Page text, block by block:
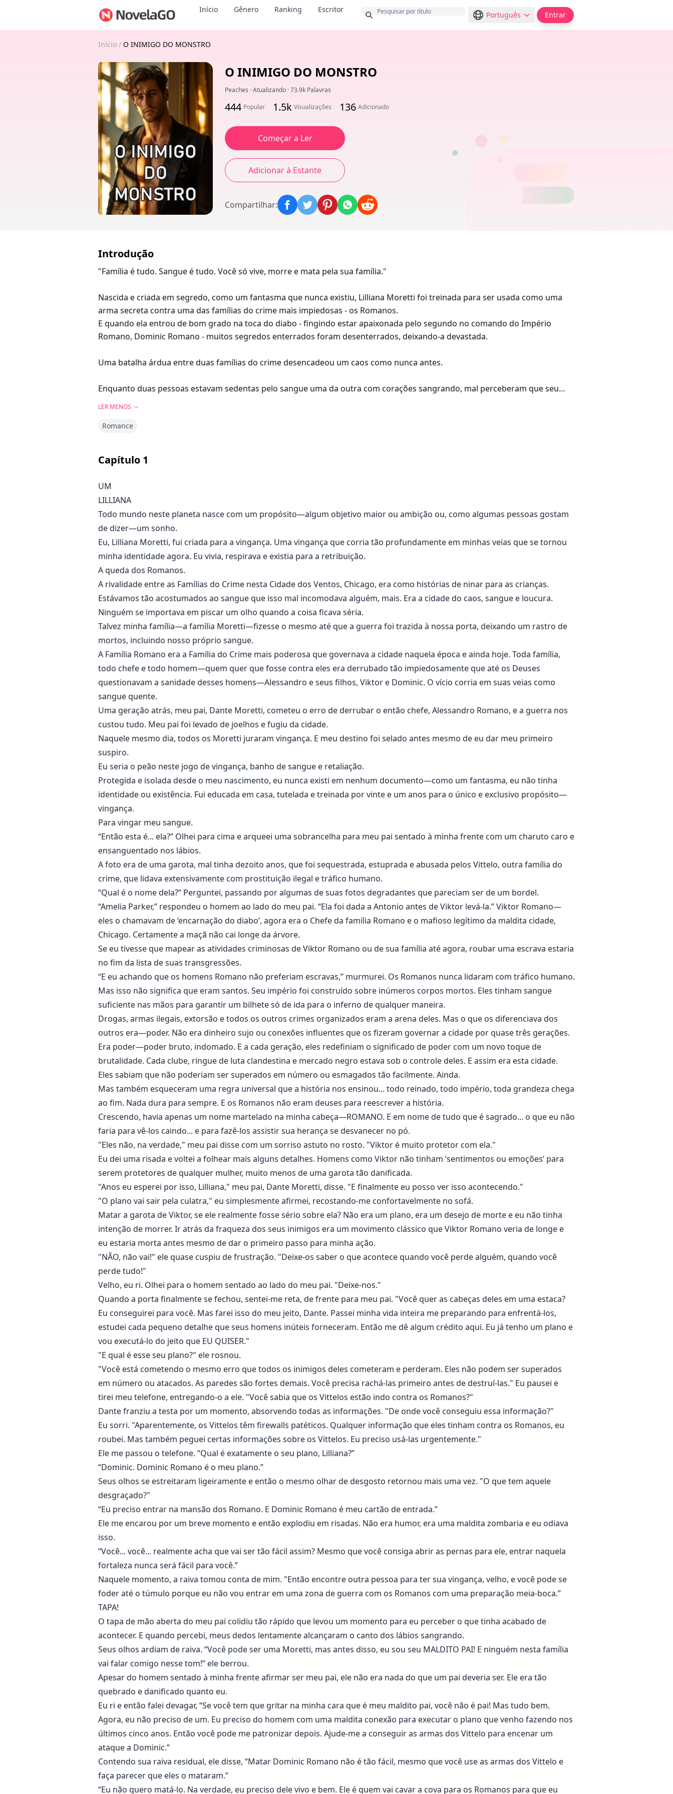
Início Gênero Ranking Escritor
Português Entrar
Início / O INIMIGO DO MONSTRO
O INIMIGO DO MONSTRO
Peaches ·Atualizando ·73.9k Palavras
444 Popular 1.5k Visualizações 136 Adicionado
Começar a Ler
Adicionar à Estante
Compartilhar:
Introdução
"Família é tudo. Sangue é tudo. Você só vive, morre e mata pela sua família."
Nascida e criada em segredo, como um fantasma que nunca existiu, Lilliana Moretti foi treinada para ser usada como uma
arma secreta contra uma das famílias do crime mais impiedosas - os Romanos.
E quando ela entrou de bom grado na toca do diabo - fingindo estar apaixonada pelo segundo no comando do Império
Romano, Dominic Romano - muitos segredos enterrados foram desenterrados, deixando-a devastada.
Uma batalha árdua entre duas famílias do crime desencadeou um caos como nunca antes.
Enquanto duas pessoas estavam sedentas pelo sangue uma da outra com corações sangrando, mal perceberam que seu
Meus dedos agarraram seu cabelo enquanto eu tentava abaixar seu corpo.
O canto dos meus lábios se curvou ligeiramente. "Não, você não vai se ajoelhar para mim," eu disse concordando. "Você vai
abrir as pernas para mim, Lilliana - porque eu sou o maldito monstro, querida."
LER MENOS
Romance
Capítulo 1
UM
LILLIANA
Todo mundo neste planeta nasce com um propósito—algum objetivo maior ou ambição ou, como algumas pessoas gostam
de dizer—um sonho.
Eu, Lilliana Moretti, fui criada para a vingança. Uma vingança que corria tão profundamente em minhas veias que se tornou
minha identidade agora. Eu vivia, respirava e existia para a retribuição.
A queda dos Romanos.
A rivalidade entre as Famílias do Crime nesta Cidade dos Ventos, Chicago, era como histórias de ninar para as crianças.
Estávamos tão acostumados ao sangue que isso mal incomodava alguém, mais. Era a cidade do caos, sangue e loucura.
Ninguém se importava em piscar um olho quando a coisa ficava séria.
Talvez minha família—a família Moretti—fizesse o mesmo até que a guerra foi trazida à nossa porta, deixando um rastro de
mortos, incluindo nosso próprio sangue.
A Família Romano era a Família do Crime mais poderosa que governava a cidade naquela época e ainda hoje. Toda família,
todo chefe e todo homem—quem quer que fosse contra eles era derrubado tão impiedosamente que até os Deuses
questionavam a sanidade desses homens—Alessandro e seus filhos, Viktor e Dominic. O vício corria em suas veias como
sangue quente.
Uma geração atrás, meu pai, Dante Moretti, cometeu o erro de derrubar o então chefe, Alessandro Romano, e a guerra nos
custou tudo. Meu pai foi levado de joelhos e fugiu da cidade.
Naquele mesmo dia, todos os Moretti juraram vingança. E meu destino foi selado antes mesmo de eu dar meu primeiro
suspiro.
Eu seria o peão neste jogo de vingança, banho de sangue e retaliação.
Protegida e isolada desde o meu nascimento, eu nunca existi em nenhum documento—como um fantasma, eu não tinha
identidade ou existência. Fui educada em casa, tutelada e treinada por vinte e um anos para o único e exclusivo propósito—
vingança.
Para vingar meu sangue.
“Então esta é... ela?” Olhei para cima e arqueei uma sobrancelha para meu pai sentado à minha frente com um charuto caro e
ensanguentado nos lábios.
A foto era de uma garota, mal tinha dezoito anos, que foi sequestrada, estuprada e abusada pelos Vittelo, outra família do
crime, que lidava extensivamente com prostituição ilegal e tráfico humano.
“Qual é o nome dela?” Perguntei, passando por algumas de suas fotos degradantes que pareciam ser de um bordel.
“Amelia Parker,” respondeu o homem ao lado do meu pai. “Ela foi dada a Antonio antes de Viktor levá-la.” Viktor Romano—
eles o chamavam de ‘encarnação do diabo’, agora era o Chefe da família Romano e o mafioso legítimo da maldita cidade,
Chicago. Certamente a maçã não cai longe da árvore.
Se eu tivesse que mapear as atividades criminosas de Viktor Romano ou de sua família até agora, roubar uma escrava estaria
no fim da lista de suas transgressões.
“E eu achando que os homens Romano não preferiam escravas,” murmurei. Os Romanos nunca lidaram com tráfico humano.
Mas isso não significa que eram santos. Seu império foi construído sobre inúmeros corpos mortos. Eles tinham sangue
suficiente nas mãos para garantir um bilhete só de ida para o inferno de qualquer maneira.
Drogas, armas ilegais, extorsão e todos os outros crimes organizados eram a arena deles. Mas o que os diferenciava dos
outros era—poder. Não era dinheiro sujo ou conexões influentes que os fizeram governar a cidade por quase três gerações.
Era poder—poder bruto, indomado. E a cada geração, eles redefiniam o significado de poder com um novo toque de
brutalidade. Cada clube, ringue de luta clandestina e mercado negro estava sob o controle deles. E assim era esta cidade.
Eles sabiam que não poderiam ser superados em número ou esmagados tão facilmente. Ainda.
Mas também esqueceram uma regra universal que a história nos ensinou... todo reinado, todo império, toda grandeza chega
ao fim. Nada dura para sempre. E os Romanos não eram deuses para reescrever a história.
Crescendo, havia apenas um nome martelado na minha cabeça—ROMANO. E em nome de tudo que é sagrado... o que eu não
faria para vê-los caindo... e para fazê-los assistir sua herança se desvanecer no pó.
"Eles não, na verdade," meu pai disse com um sorriso astuto no rosto. "Viktor é muito protetor com ela."
Eu dei uma risada e voltei a folhear mais alguns detalhes. Homens como Viktor não tinham ‘sentimentos ou emoções’ para
serem protetores de qualquer mulher, muito menos de uma garota tão danificada.
"Anos eu esperei por isso, Lilliana," meu pai, Dante Moretti, disse. "E finalmente eu posso ver isso acontecendo."
"O plano vai sair pela culatra," eu simplesmente afirmei, recostando-me confortavelmente no sofá.
Matar a garota de Viktor, se ele realmente fosse sério sobre ela? Não era um plano, era um desejo de morte e eu não tinha
intenção de morrer. Ir atrás da fraqueza dos seus inimigos era um movimento clássico que Viktor Romano veria de longe e
eu estaria morta antes mesmo de dar o primeiro passo para minha ação.
"NÃO, não vai!" ele quase cuspiu de frustração. "Deixe-os saber o que acontece quando você perde alguém, quando você
perde tudo!"
Velho, eu ri. Olhei para o homem sentado ao lado do meu pai. "Deixe-nos."
Quando a porta finalmente se fechou, sentei-me reta, de frente para meu pai. "Você quer as cabeças deles em uma estaca?
Eu conseguirei para você. Mas farei isso do meu jeito, Dante. Passei minha vida inteira me preparando para enfrentá-los,
estudei cada pequeno detalhe que seus homens inúteis forneceram. Então me dê algum crédito aqui. Eu já tenho um plano e
vou executá-lo do jeito que EU QUISER."
"E qual é esse seu plano?" ele rosnou.
"Você está cometendo o mesmo erro que todos os inimigos deles cometeram e perderam. Eles não podem ser superados
em número ou atacados. As paredes são fortes demais. Você precisa rachá-las primeiro antes de destruí-las." Eu pausei e
tirei meu telefone, entregando-o a ele. "Você sabia que os Vittelos estão indo contra os Romanos?"
Dante franziu a testa por um momento, absorvendo todas as informações. "De onde você conseguiu essa informação?"
Eu sorri. "Aparentemente, os Vittelos têm firewalls patéticos. Qualquer informação que eles tinham contra os Romanos, eu
roubei. Mas também peguei certas informações sobre os Vittelos. Eu preciso usá-las urgentemente."
Ele me passou o telefone. “Qual é exatamente o seu plano, Lilliana?”
“Dominic. Dominic Romano é o meu plano.”
Seus olhos se estreitaram ligeiramente e então o mesmo olhar de desgosto retornou mais uma vez. "O que tem aquele
desgraçado?"
“Eu preciso entrar na mansão dos Romano. E Dominic Romano é meu cartão de entrada.”
Ele me encarou por um breve momento e então explodiu em risadas. Não era humor, era uma maldita zombaria e eu odiava
isso.
“Você... você... realmente acha que vai ser tão fácil assim? Mesmo que você consiga abrir as pernas para ele, entrar naquela
fortaleza nunca será fácil para você.”
Naquele momento, a raiva tomou conta de mim. "Então encontre outra pessoa para ter sua vingança, velho, e você pode se
foder até o túmulo porque eu não vou entrar em uma zona de guerra com os Romanos com uma preparação meia-boca.”
TAPA!
O tapa de mão aberta do meu pai colidiu tão rápido que levou um momento para eu perceber o que tinha acabado de
acontecer. E quando percebi, meus dedos lentamente alcançaram o canto dos lábios sangrando.
Seus olhos ardiam de raiva. “Você pode ser uma Moretti, mas antes disso, eu sou seu MALDITO PAI! E ninguém nesta família
vai falar comigo nesse tom!” ele berrou.
Apesar do homem sentado à minha frente afirmar ser meu pai, ele não era nada do que um pai deveria ser. Ele era tão
quebrado e danificado quanto eu.
Eu ri e então falei devagar, “Se você tem que gritar na minha cara que é meu maldito pai, você não é pai! Mas tudo bem.
Agora, eu não preciso de um. Eu preciso do homem com uma maldita conexão para executar o plano que venho fazendo nos
últimos cinco anos. Então você pode me patronizar depois. Ajude-me a conseguir as armas dos Vittelo para encenar um
ataque a Dominic.”
Contendo sua raiva residual, ele disse, “Matar Dominic Romano não é tão fácil, mesmo que você use as armas dos Vittelo e
faça parecer que eles o mataram.”
“Eu não quero matá-lo. Na verdade, eu preciso dele vivo e bem. Ele é quem vai cavar a cova para os Romanos para que eu